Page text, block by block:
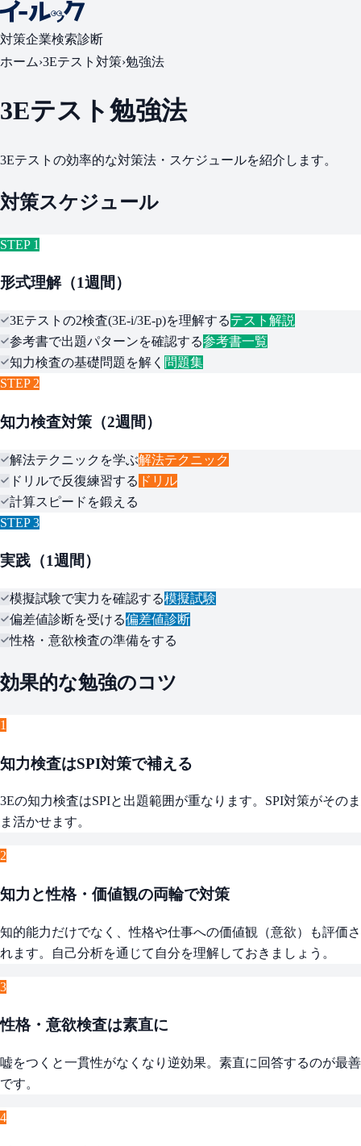
対策企業検索診断
ホーム›3Eテスト対策›勉強法
3Eテスト勉強法
3Eテストの効率的な対策法・スケジュールを紹介します。
対策スケジュール
STEP 1
形式理解（1週間）
3Eテストの2検査(3E-i/3E-p)を理解するテスト解説
参考書で出題パターンを確認する参考書一覧
知力検査の基礎問題を解く 問題集
STEP 2
知力検査対策（2週間）
解法テクニックを学ぶ解法テクニック
ドリルで反復練習する ドリル
計算スピードを鍛える
STEP 3
実践（1週間）
模擬試験で実力を確認する模擬試験
偏差値診断を受ける偏差値診断
性格・意欲検査の準備をする
効果的な勉強のコツ
1
知力検査はSPI対策で補える
3Eの知力検査はSPIと出題範囲が重なります。SPI対策がそのま
ま活かせます。
2
知力と性格・価値観の両輪で対策
知的能力だけでなく、性格や仕事への価値観（意欲）も評価さ
れます。自己分析を通じて自分を理解しておきましょう。
3
性格・意欲検査は素直に
嘘をつくと一貫性がなくなり逆効果。素直に回答するのが最善
です。
4